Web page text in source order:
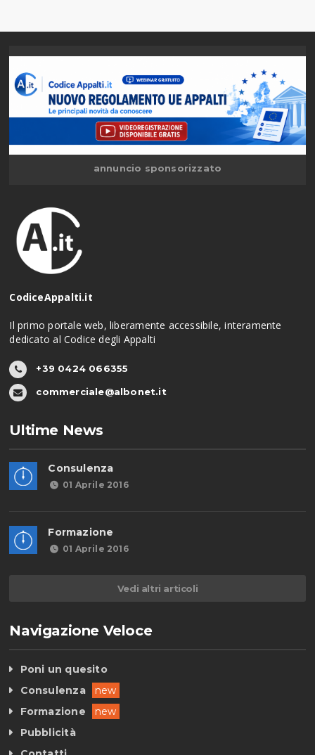
annuncio sponsorizzato
CodiceAppalti.it
Il primo portale web, liberamente accessibile, interamente
dedicato al Codice degli Appalti
+39 0424 066355
commerciale@albonet.it
Ultime News
Consulenza
01 Aprile 2016
Formazione
01 Aprile 2016
Vedi altri articoli
Navigazione Veloce
Poni un quesito
Consulenza
new
Formazione
new
Pubblicità